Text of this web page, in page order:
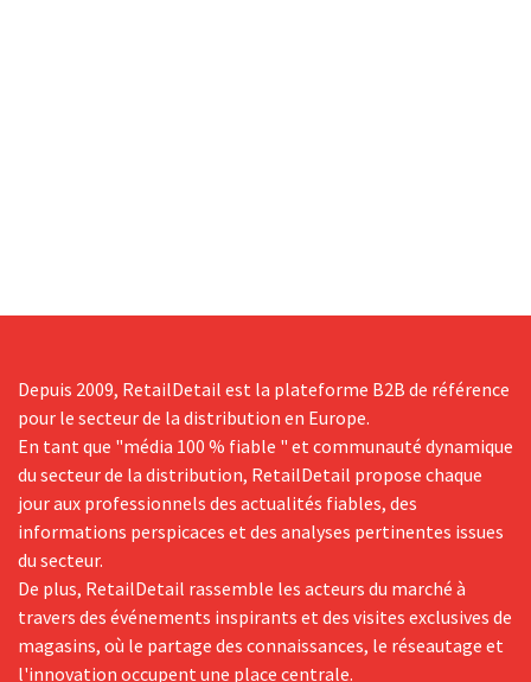
Depuis 2009, RetailDetail est la plateforme B2B de référence
pour le secteur de la distribution en Europe.
En tant que "média 100 % fiable " et communauté dynamique
du secteur de la distribution, RetailDetail propose chaque
jour aux professionnels des actualités fiables, des
informations perspicaces et des analyses pertinentes issues
du secteur.
De plus, RetailDetail rassemble les acteurs du marché à
travers des événements inspirants et des visites exclusives de
magasins, où le partage des connaissances, le réseautage et
l'innovation occupent une place centrale.